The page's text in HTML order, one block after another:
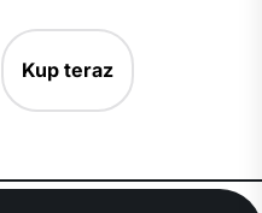
Kup teraz